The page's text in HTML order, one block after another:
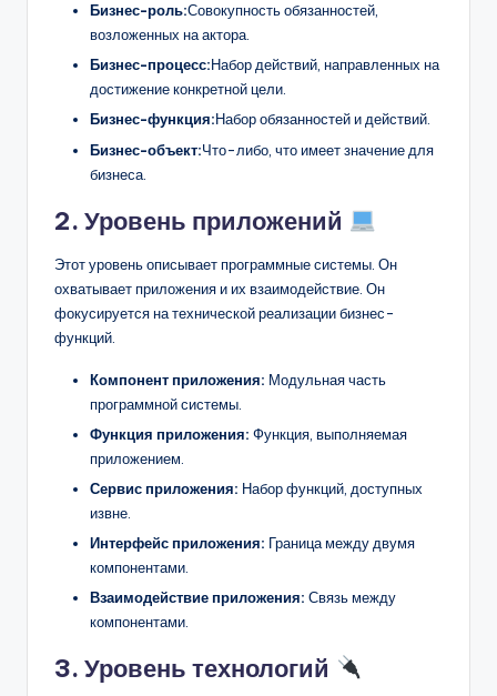
Бизнес-роль:Совокупность обязанностей,
возложенных на актора.
Бизнес-процесс:Набор действий, направленных на
достижение конкретной цели.
Бизнес-функция:Набор обязанностей и действий.
Бизнес-объект:Что-либо, что имеет значение для
бизнеса.
2. Уровень приложений
Этот уровень описывает программные системы. Он
охватывает приложения и их взаимодействие. Он
фокусируется на технической реализации бизнес-
функций.
Компонент приложения: Модульная часть
программной системы.
Функция приложения: Функция, выполняемая
приложением.
Сервис приложения: Набор функций, доступных
извне.
Интерфейс приложения: Граница между двумя
компонентами.
Взаимодействие приложения: Связь между
компонентами.
3. Уровень технологий